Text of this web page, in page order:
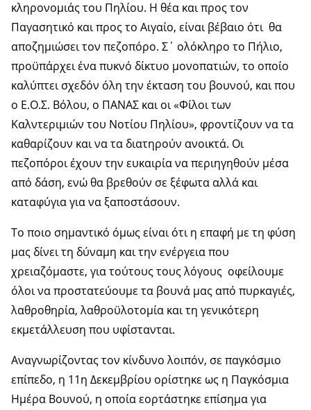
κληρονομιάς του Πηλίου. Η θέα και προς τον
Παγασητικό και προς το Αιγαίο, είναι βέβαιο ότι θα
αποζημιώσει τον πεζοπόρο. Σ΄ ολόκληρο το Πήλιο,
προϋπάρχει ένα πυκνό δίκτυο μονοπατιών, το οποίο
καλύπτει σχεδόν όλη την έκταση του βουνού, και που
ο Ε.Ο.Σ. Βόλου, ο ΠΑΝΑΣ και οι «Φίλοι των
Καλντεριμιών του Νοτίου Πηλίου», φροντίζουν να τα
καθαρίζουν και να τα διατηρούν ανοικτά. Οι
πεζοπόροι έχουν την ευκαιρία να περιηγηθούν μέσα
από δάση, ενώ θα βρεθούν σε ξέφωτα αλλά και
καταφύγια για να ξαποστάσουν.
Το ποιο σημαντικό όμως είναι ότι η επαφή με τη φύση
μας δίνει τη δύναμη και την ενέργεια που
χρειαζόμαστε, για τούτους τους λόγους οφείλουμε
όλοι να προστατεύουμε τα βουνά μας από πυρκαγιές,
λαθροθηρία, λαθροϋλοτομία και τη γενικότερη
εκμετάλλευση που υφίστανται.
Αναγνωρίζοντας τον κίνδυνο λοιπόν, σε παγκόσμιο
επίπεδο, η 11η Δεκεμβρίου ορίστηκε ως η Παγκόσμια
Ημέρα Βουνού, η οποία εορτάστηκε επίσημα για